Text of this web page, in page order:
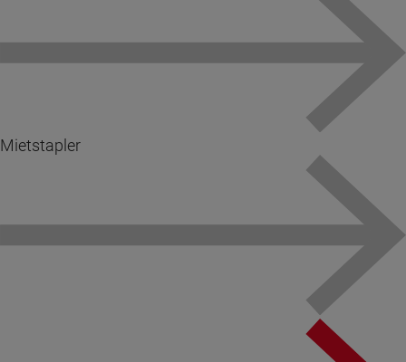
Mietstapler